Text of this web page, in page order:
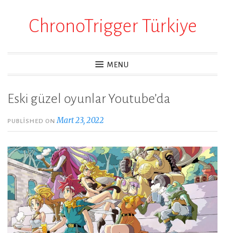
ChronoTrigger Türkiye
MENU
Eski güzel oyunlar Youtube’da
PUBLISHED ONMart 23, 2022